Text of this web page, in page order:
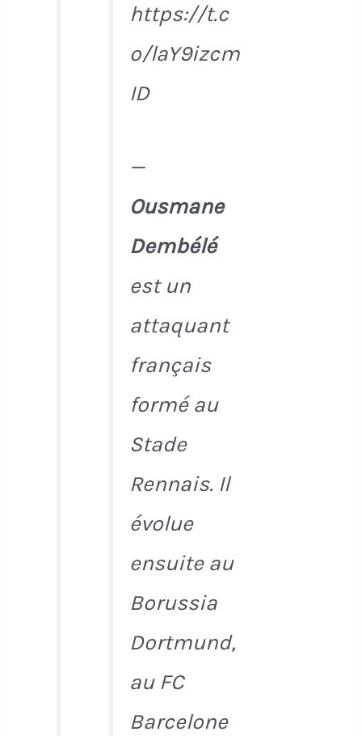
https://t.c
o/laY9izcm
ID
—
Ousmane
Dembélé
est un
attaquant
français
formé au
Stade
Rennais. Il
évolue
ensuite au
Borussia
Dortmund,
au FC
Barcelone